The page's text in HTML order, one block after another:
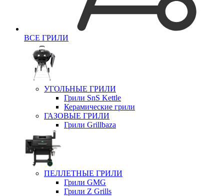
ВСЕ ГРИЛИ
УГОЛЬНЫЕ ГРИЛИ
Грили SnS Kettle
Керамические грили
ГАЗОВЫЕ ГРИЛИ
Грили Grillbaza
ПЕЛЛЕТНЫЕ ГРИЛИ
Грили GMG
Грили Z Grills